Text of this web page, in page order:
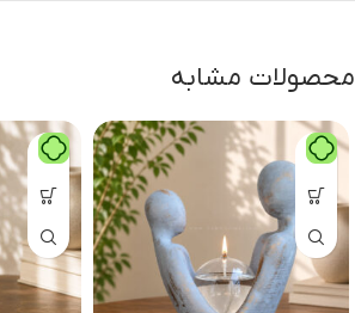
محصولات مشابه